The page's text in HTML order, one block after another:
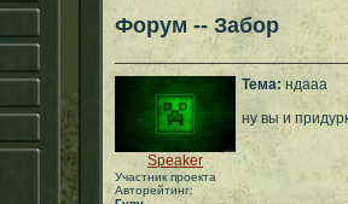
Форум -- Забор
Speaker
Участник проекта
Авторейтинг:
Тема: ндааа
ну вы и